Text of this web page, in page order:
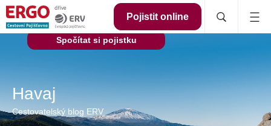
Pojistit online
Havaj
Cestovatelský blog ERV
Spočítat si pojistku